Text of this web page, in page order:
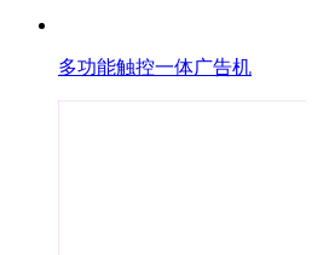
多功能触控一体广告机